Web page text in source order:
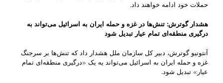
حملات خود ادامه خواهند داد.
هشدار گوترش: تنش‌ها در غزه و حمله ایران به اسرائیل می‌تواند به
درگیری منطقه‌ای تمام عیار تبدیل شود
آنتونیو گوترش، دبیر کل سازمان ملل هشدار داد که تنش‌ها بر سرجنگ
غزه و حمله ایران به اسرائیل می‌تواند یه یک «درگیری منطقه‌ای تمام
عیار» تبدیل شود.